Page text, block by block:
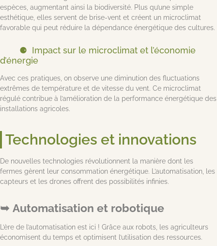
espèces, augmentant ainsi la biodiversité. Plus qu’une simple
esthétique, elles servent de brise-vent et créent un microclimat
favorable qui peut réduire la dépendance énergétique des cultures.
Impact sur le microclimat et l’économie
d’énergie
Avec ces pratiques, on observe une diminution des fluctuations
extrêmes de température et de vitesse du vent. Ce microclimat
régulé contribue à l’amélioration de la performance énergétique des
installations agricoles.
Technologies et innovations
De nouvelles technologies révolutionnent la manière dont les
fermes gèrent leur consommation énergétique. L’automatisation, les
capteurs et les drones offrent des possibilités infinies.
Automatisation et robotique
L’ère de l’automatisation est ici ! Grâce aux robots, les agriculteurs
économisent du temps et optimisent l’utilisation des ressources.